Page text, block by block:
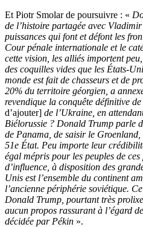
Et Piotr Smolar de poursuivre : «
de l’histoire partagée avec
puissances qui font et défont les
Cour pénale internationale et le
cette vision, les alliés importent
des coquilles vides que les États-
monde est fait de chasseurs et de
20% du territoire géorgien, a
revendique la conquête définitive de
d’ajouter] de l’Ukraine, en
Biélorussie ? Donald Trump parle
de Panama, de saisir le
51e État. Peu importe leur
égal mépris pour les peuples de
d’influence, à disposition des
Unis est l’ensemble du continent
l’ancienne périphérie soviétique.
Donald Trump, pourtant très
aucun propos rassurant à l’égard
décidée par Pékin ».